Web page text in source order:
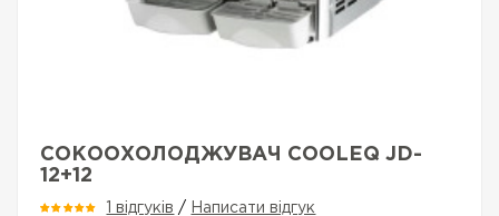
СОКООХОЛОДЖУВАЧ COOLEQ JD-
12+12
1 відгуків / Написати відгук